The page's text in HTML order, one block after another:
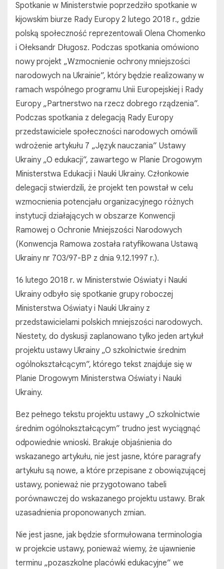
Spotkanie w Ministerstwie poprzedziło spotkanie w
kijowskim biurze Rady Europy 2 lutego 2018 r., gdzie
polską społeczność reprezentowali Olena Chomenko
i Ołeksandr Długosz. Podczas spotkania omówiono
nowy projekt „Wzmocnienie ochrony mniejszości
narodowych na Ukrainie”, który będzie realizowany w
ramach wspólnego programu Unii Europejskiej i Rady
Europy „Partnerstwo na rzecz dobrego rządzenia”.
Podczas spotkania z delegacją Rady Europy
przedstawiciele społeczności narodowych omówili
wdrożenie artykułu 7 „Język nauczania” Ustawy
Ukrainy „O edukacji”, zawartego w Planie Drogowym
Ministerstwa Edukacji i Nauki Ukrainy. Członkowie
delegacji stwierdzili, że projekt ten powstał w celu
wzmocnienia potencjału organizacyjnego różnych
instytucji działających w obszarze Konwencji
Ramowej o Ochronie Mniejszości Narodowych
(Konwencja Ramowa została ratyfikowana Ustawą
Ukrainy nr 703/97-ВР z dnia 9.12.1997 r.).
16 lutego 2018 r. w Ministerstwie Oświaty i Nauki
Ukrainy odbyło się spotkanie grupy roboczej
Ministerstwa Oświaty i Nauki Ukrainy z
przedstawicielami polskich mniejszości narodowych.
Niestety, do dyskusji zaplanowano tylko jeden artykuł
projektu ustawy Ukrainy „O szkolnictwie średnim
ogólnokształcącym”, którego tekst znajduje się w
Planie Drogowym Ministerstwa Oświaty i Nauki
Ukrainy.
Bez pełnego tekstu projektu ustawy „O szkolnictwie
średnim ogólnokształcącym” trudno jest wyciągnąć
odpowiednie wnioski. Brakuje objaśnienia do
wskazanego artykułu, nie jest jasne, które paragrafy
artykułu są nowe, a które przepisane z obowiązującej
ustawy, ponieważ nie przygotowano tabeli
porównawczej do wskazanego projektu ustawy. Brak
uzasadnienia proponowanych zmian.
Nie jest jasne, jak będzie sformułowana terminologia
w projekcie ustawy, ponieważ wiemy, że ujawnienie
terminu „pozaszkolne placówki edukacyjne” we